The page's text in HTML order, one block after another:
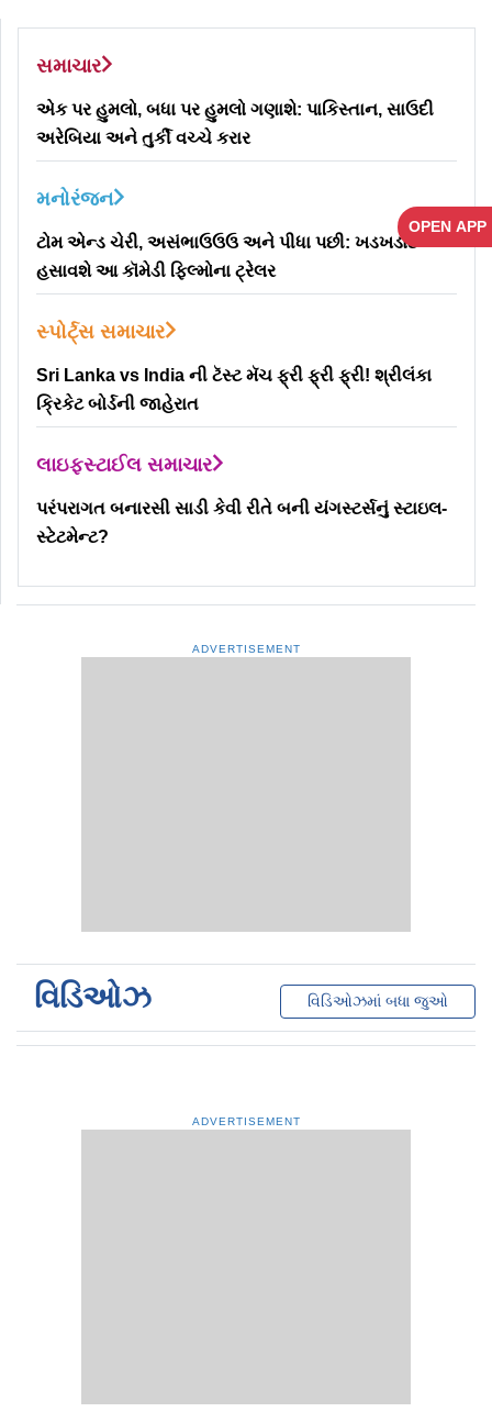
OPEN APP
ગુલામપ્રથા નાબૂદ થઈ હતી.
સમાચાર
એક પર હુમલો, બધા પર હુમલો ગણાશે: પાકિસ્તાન, સાઉદી
અરેબિયા અને તુર્કી વચ્ચે કરાર
મનોરંજન
ટોમ એન્ડ ચેરી, અસંભાઉઉઉ અને પીધા પછી: ખડખડાટ
હસાવશે આ કૉમેડી ફિલ્મોના ટ્રેલર
સ્પોર્ટ્સ સમાચાર
Sri Lanka vs India ની ટૅસ્ટ મૅચ ફ્રી ફ્રી ફ્રી! શ્રીલંકા
ક્રિકેટ બોર્ડની જાહેરાત
લાઇફસ્ટાઈલ સમાચાર
પરંપરાગત બનારસી સાડી કેવી રીતે બની યંગસ્ટર્સનું સ્ટાઇલ-
સ્ટેટમેન્ટ?
ADVERTISEMENT
વિડિઓઝ વિડિઓઝમાં બધા જુઓ
ADVERTISEMENT